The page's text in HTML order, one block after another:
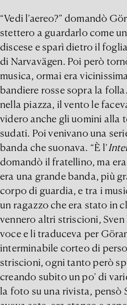
“Vedi l’aereo?” domandò
stettero a guardarlo come
discese e sparì dietro il
di Narvavägen. Poi però
musica, ormai era
bandiere rosse sopra la
nella piazza, il vento le
videro anche gli uomini alla
sudati. Poi venivano una
banda che suonava. “È l’
domandò il fratellino, ma era
era una grande banda, più
corpo di guardia, e tra i
un ragazzo che era stato in
vennero altri striscioni, Sven
voce e li traduceva per
interminabile corteo di
striscioni, ogni tanto però
creando subito un po’ di
la foto su una rivista, pensò